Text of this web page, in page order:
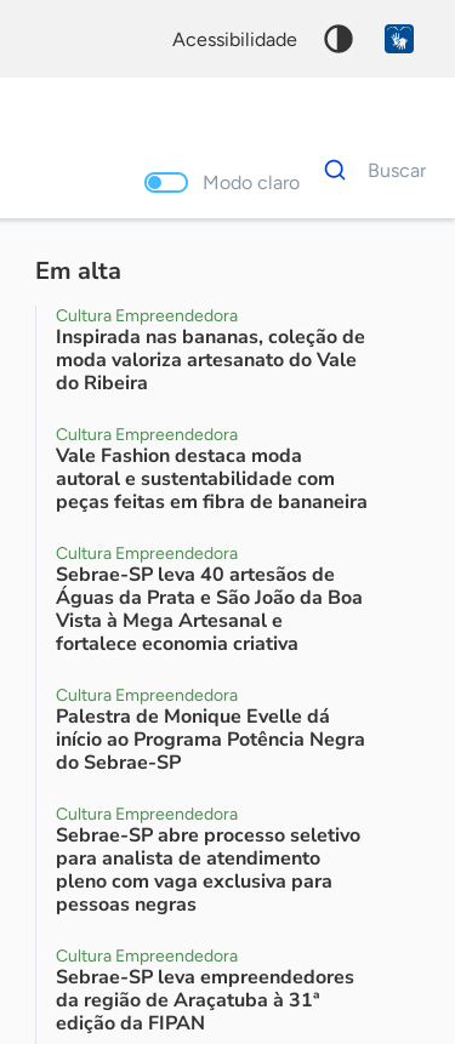
acessibilidade
Modo claro
Dados
para
Buscar
Em alta
Cultura Empreendedora
Inspirada nas bananas, coleção de
moda valoriza artesanato do Vale
do Ribeira
Cultura Empreendedora
Vale Fashion destaca moda
autoral e sustentabilidade com
peças feitas em fibra de bananeira
Cultura Empreendedora
Sebrae-SP leva 40 artesãos de
Águas da Prata e São João da Boa
Vista à Mega Artesanal e
fortalece economia criativa
Cultura Empreendedora
Palestra de Monique Evelle dá
início ao Programa Potência Negra
do Sebrae-SP
Cultura Empreendedora
Sebrae-SP abre processo seletivo
para analista de atendimento
pleno com vaga exclusiva para
pessoas negras
Cultura Empreendedora
Sebrae-SP leva empreendedores
da região de Araçatuba à 31ª
edição da FIPAN